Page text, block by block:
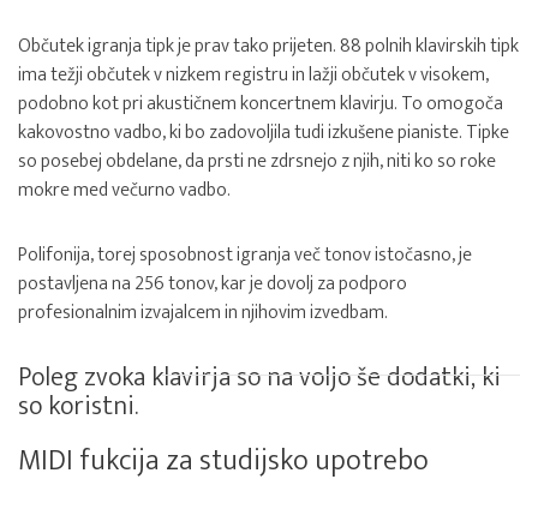
Občutek igranja tipk je prav tako prijeten. 88 polnih klavirskih tipk
ima težji občutek v nizkem registru in lažji občutek v visokem,
podobno kot pri akustičnem koncertnem klavirju. To omogoča
kakovostno vadbo, ki bo zadovoljila tudi izkušene pianiste. Tipke
so posebej obdelane, da prsti ne zdrsnejo z njih, niti ko so roke
mokre med večurno vadbo.
Polifonija, torej sposobnost igranja več tonov istočasno, je
postavljena na 256 tonov, kar je dovolj za podporo
profesionalnim izvajalcem in njihovim izvedbam.
Poleg zvoka klavirja so na voljo še dodatki, ki
so koristni.
MIDI fukcija za studijsko upotrebo